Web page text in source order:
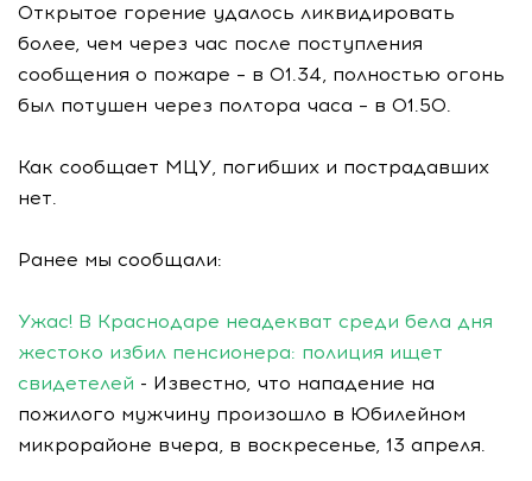
Открытое горение удалось ликвидировать
более, чем через час после поступления
сообщения о пожаре – в 01.34, полностью огонь
был потушен через полтора часа – в 01.50.
Как сообщает МЦУ, погибших и пострадавших
нет.
Ранее мы сообщали:
Ужас! В Краснодаре неадекват среди бела дня
жестоко избил пенсионера: полиция ищет
свидетелей - Известно, что нападение на
пожилого мужчину произошло в Юбилейном
микрорайоне вчера, в воскресенье, 13 апреля.